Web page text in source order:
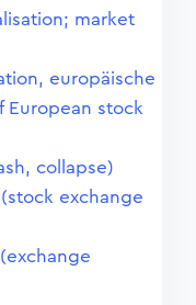
market
europäische
European stock
collapse)
exchange